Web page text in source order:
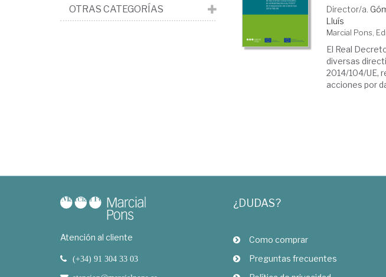
Director/a.
Lluís
Marcial Pons,
El Real
diversas
2014/104/UE,
acciones por
OTRAS CATEGORÍAS
Atención al cliente
(+34) 91 304 33 03
¿DUDAS?
Como comprar
Preguntas frecuentes